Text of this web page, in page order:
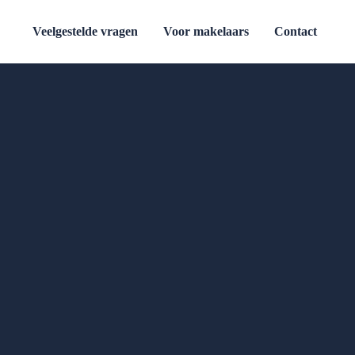
Veelgestelde vragen Voor makelaars Contact